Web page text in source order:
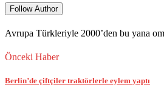
Follow Author
Avrupa Türkleriyle 2000’den bu yana
Önceki Haber
Berlin’de çiftçiler traktörlerle eylem yaptı